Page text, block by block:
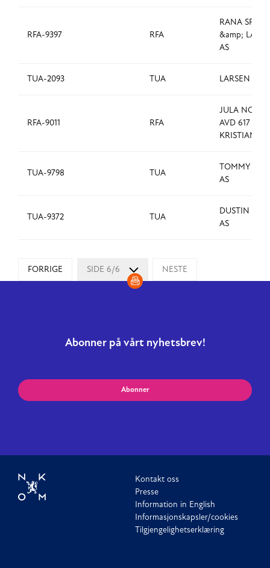
RFA-9397 RFA
RANA SPORT
&amp;
AS
TUA-2093 TUA LARSEN
RFA-9011 RFA
JULA
AVD 617
TUA-9798 TUA
TOMMY
AS
TUA-9372 TUA
DUSTIN
AS
FORRIGE SIDE 6/6 NESTE
Abonner på vårt nyhetsbrev!
Abonner
Kontakt oss
Presse
Information in English
Informasjonskapsler/cookies
Tilgjengelighetserklæring